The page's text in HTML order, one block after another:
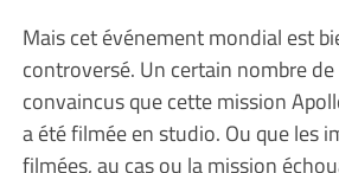
Mais cet événement mondial est
controversé. Un certain nombre
convaincus que cette mission
a été filmée en studio. Ou que les
filmées, au cas ou la mission